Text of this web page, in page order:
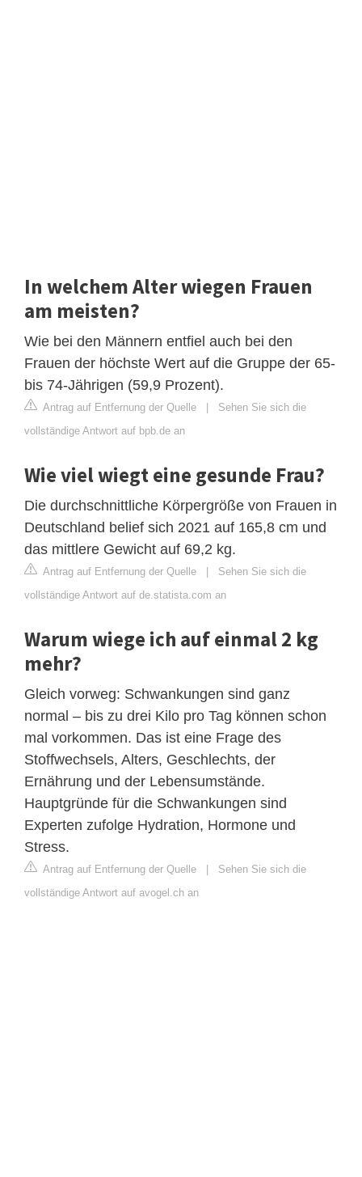
In welchem Alter wiegen Frauen
am meisten?
Wie bei den Männern entfiel auch bei den
Frauen der höchste Wert auf die Gruppe der 65-
bis 74-Jährigen (59,9 Prozent).
Antrag auf Entfernung der Quelle | Sehen Sie sich die
vollständige Antwort auf bpb.de an
Wie viel wiegt eine gesunde Frau?
Die durchschnittliche Körpergröße von Frauen in
Deutschland belief sich 2021 auf 165,8 cm und
das mittlere Gewicht auf 69,2 kg.
Antrag auf Entfernung der Quelle | Sehen Sie sich die
vollständige Antwort auf de.statista.com an
Warum wiege ich auf einmal 2 kg
mehr?
Gleich vorweg: Schwankungen sind ganz
normal – bis zu drei Kilo pro Tag können schon
mal vorkommen. Das ist eine Frage des
Stoffwechsels, Alters, Geschlechts, der
Ernährung und der Lebensumstände.
Hauptgründe für die Schwankungen sind
Experten zufolge Hydration, Hormone und
Stress.
Antrag auf Entfernung der Quelle | Sehen Sie sich die
vollständige Antwort auf avogel.ch an